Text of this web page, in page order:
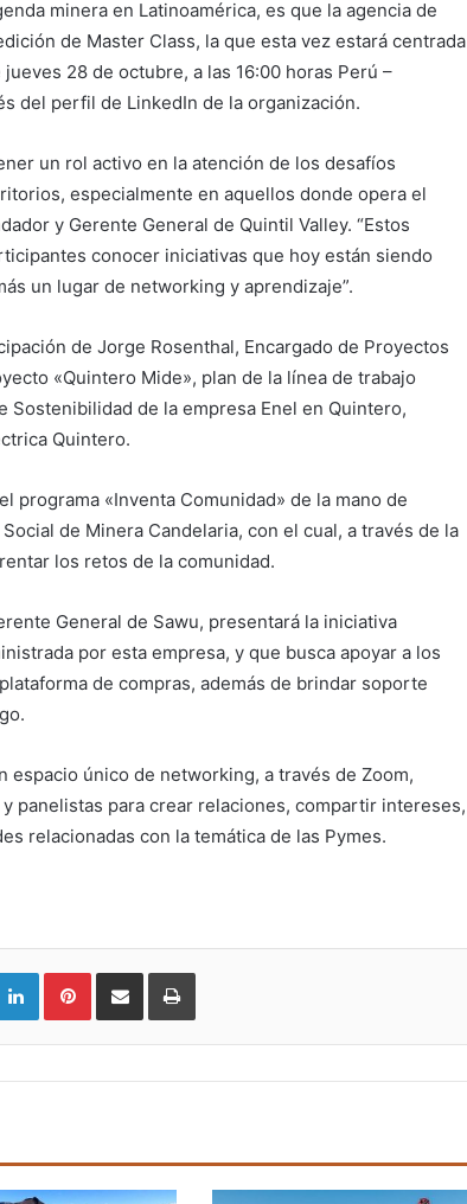
minera en Latinoamérica, es que la agencia de
de Master Class, la que esta vez estará centrada
28 de octubre, a las 16:00 horas Perú –
del perfil de LinkedIn de la organización.
un rol activo en la atención de los desafíos
especialmente en aquellos donde opera el
y Gerente General de Quintil Valley. “Estos
conocer iniciativas que hoy están siendo
un lugar de networking y aprendizaje”.
de Jorge Rosenthal, Encargado de Proyectos
«Quintero Mide», plan de la línea de trabajo
Sostenibilidad de la empresa Enel en Quintero,
Quintero.
programa «Inventa Comunidad» de la mano de
de Minera Candelaria, con el cual, a través de la
los retos de la comunidad.
General de Sawu, presentará la iniciativa
por esta empresa, y que busca apoyar a los
de compras, además de brindar soporte
único de networking, a través de Zoom,
panelistas para crear relaciones, compartir intereses,
relacionadas con la temática de las Pymes.
LinkedIn Pinterest